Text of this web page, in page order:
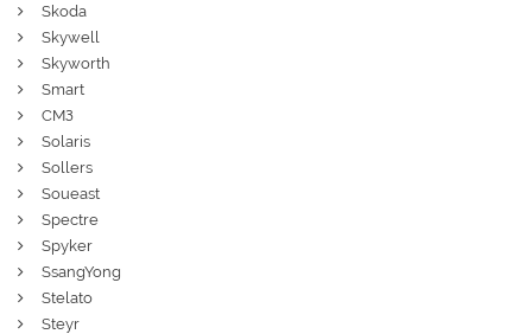
Skoda
Skywell
Skyworth
Smart
СМЗ
Solaris
Sollers
Soueast
Spectre
Spyker
SsangYong
Stelato
Steyr